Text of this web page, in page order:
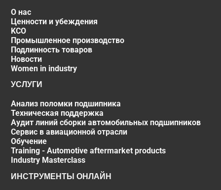
О нас
Ценности и убеждения
KCO
Промышленное производство
Подлинность товаров
Новости
Women in industry
УСЛУГИ
Анализ поломки подшипника
Техническая поддержка
Аудит линий сборки автомобильных подшипников
Сервис в авиационной отрасли
Обучение
Training - Automotive aftermarket products
Industry Masterclass
ИНСТРУМЕНТЫ ОНЛАЙН